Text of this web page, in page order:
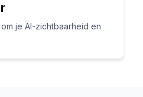
je AI-zichtbaarheid en